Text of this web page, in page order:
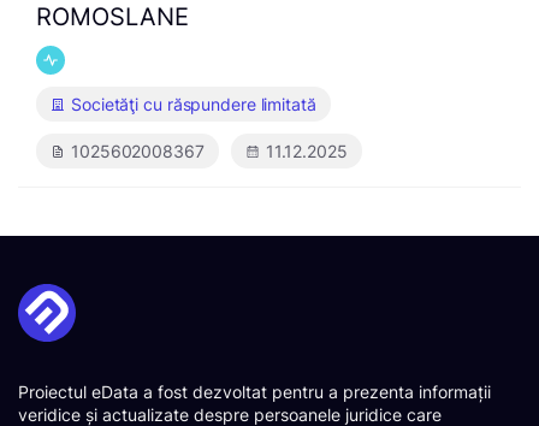
ROMOSLANE
Societăţi cu răspundere limitată
1025602008367 11.12.2025
Proiectul eData a fost dezvoltat pentru a prezenta informații
veridice și actualizate despre persoanele juridice care